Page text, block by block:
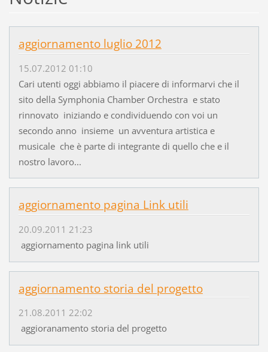
aggiornamento luglio 2012
15.07.2012 01:10
Cari utenti oggi abbiamo il piacere di informarvi che il
sito della Symphonia Chamber Orchestra e stato
rinnovato iniziando e condividuendo con voi un
secondo anno insieme un avventura artistica e
musicale che è parte di integrante di quello che e il
nostro lavoro...
aggiornamento pagina Link utili
20.09.2011 21:23
aggiornamento pagina link utili
aggiornamento storia del progetto
21.08.2011 22:02
aggioranamento storia del progetto